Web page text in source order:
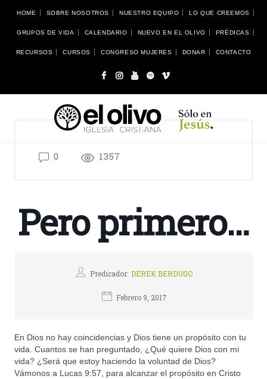
HOME SOBRE NOSOTROS NUESTRO EQUIPO LO QUE CREEMOS
GRUPOS DE VIDA CALENDARIO NUEVO EN EL OLIVO PRÉDICAS
RECURSOS CURSOS CONGRESO MUJERES DONAR CONTACTO
0 1357
Pero primero…
Predicador: DEREK BERDUGO
Febrero 9, 2017
En Dios no hay coincidencias y Dios tiene un propósito con tu
vida. Cuantos se han preguntado, ¿Qué quiere Dios con mi
vida? ¿Será que estoy haciendo la voluntad de Dios?
Vámonos a Lucas 9:57, para alcanzar el propósito en Cristo